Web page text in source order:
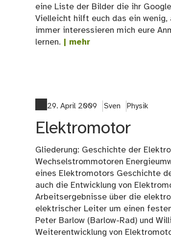
eine Liste der Bilder die ihr
Vielleicht hilft euch das ein wenig,
immer interessieren mich eure
lernen. | mehr
29. April 2009
Sven Physik
Elektromotor
Gliederung: Geschichte der
Wechselstrommotoren
eines Elektromotors Geschichte
auch die Entwicklung von
Arbeitsergebnisse über die
elektrischer Leiter um einen
Peter Barlow (Barlow-Rad) und
Weiterentwicklung von